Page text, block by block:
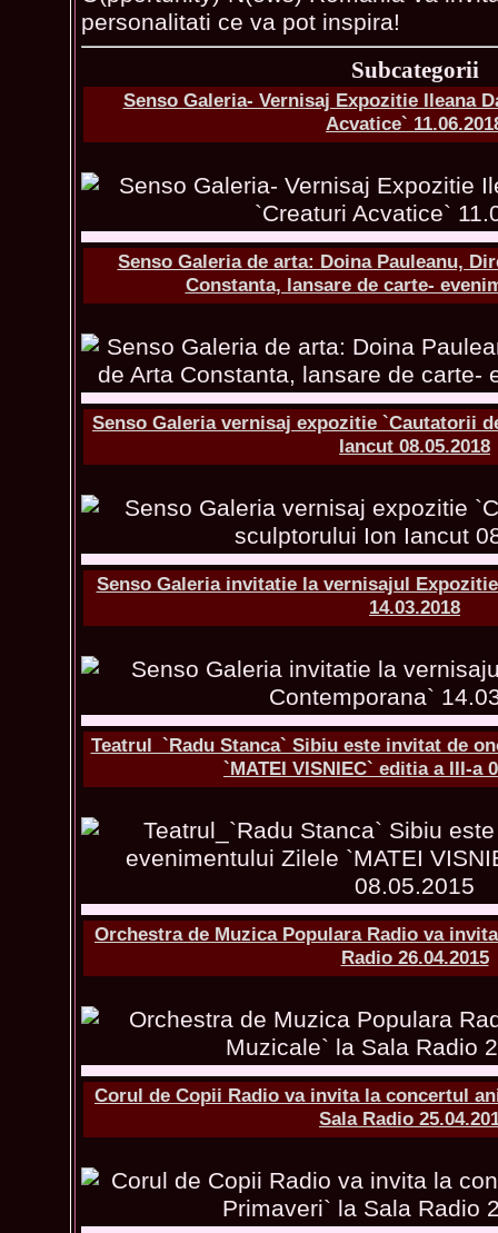
personalitati ce va pot inspira!
Subcategorii
Senso Galeria- Vernisaj Expozitie Ileana
Acvatice`
Senso Galeria de arta: Doina Pauleanu,
Constanta, lansare de carte-
Senso Galeria vernisaj expozitie `Cautatorii
Iancut 08.05.2018
Senso Galeria invitatie la vernisajul
14.03.2018
Teatrul_`Radu Stanca` Sibiu este invitat de
`MATEI VISNIEC` editia a III-a
Orchestra de Muzica Populara Radio va
Radio 26.04.2015
Corul de Copii Radio va invita la concertul
Sala Radio